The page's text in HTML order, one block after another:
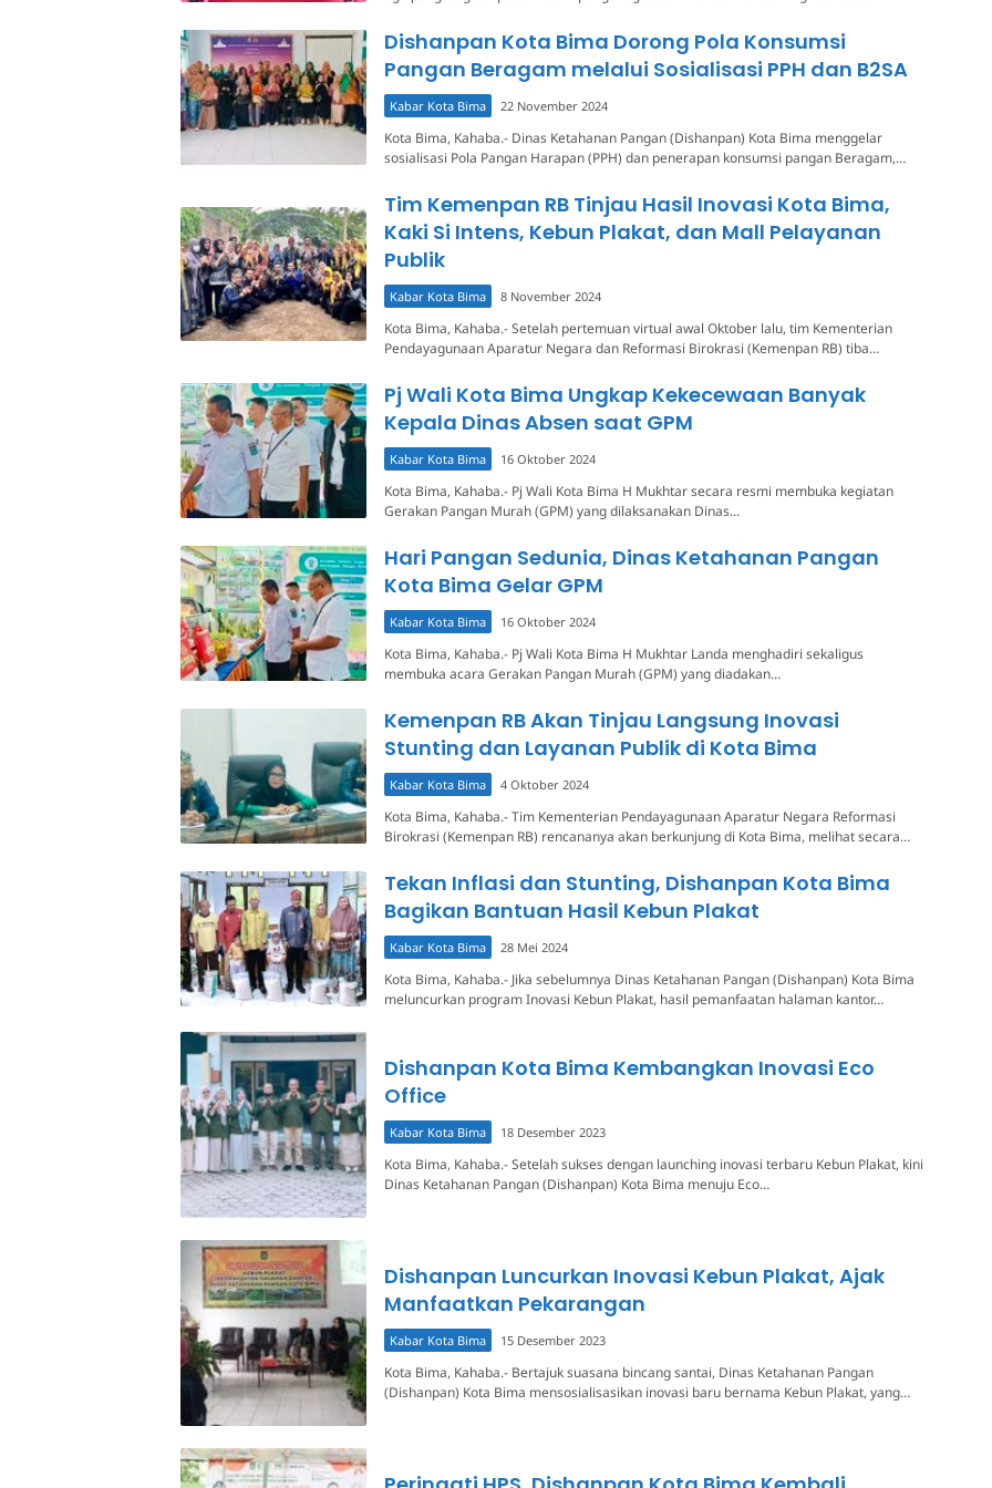
Dishanpan Kota Bima Dorong Pola Konsumsi
Pangan Beragam melalui Sosialisasi PPH dan B2SA
Kabar Kota Bima 22 November 2024
Kota Bima, Kahaba.- Dinas Ketahanan Pangan (Dishanpan) Kota Bima menggelar
sosialisasi Pola Pangan Harapan (PPH) dan penerapan konsumsi pangan Beragam,…
Tim Kemenpan RB Tinjau Hasil Inovasi Kota Bima,
Kaki Si Intens, Kebun Plakat, dan Mall Pelayanan
Publik
Kabar Kota Bima 8 November 2024
Kota Bima, Kahaba.- Setelah pertemuan virtual awal Oktober lalu, tim Kementerian
Pendayagunaan Aparatur Negara dan Reformasi Birokrasi (Kemenpan RB) tiba…
Pj Wali Kota Bima Ungkap Kekecewaan Banyak
Kepala Dinas Absen saat GPM
Kabar Kota Bima 16 Oktober 2024
Kota Bima, Kahaba.- Pj Wali Kota Bima H Mukhtar secara resmi membuka kegiatan
Gerakan Pangan Murah (GPM) yang dilaksanakan Dinas…
Hari Pangan Sedunia, Dinas Ketahanan Pangan
Kota Bima Gelar GPM
Kabar Kota Bima 16 Oktober 2024
Kota Bima, Kahaba.- Pj Wali Kota Bima H Mukhtar Landa menghadiri sekaligus
membuka acara Gerakan Pangan Murah (GPM) yang diadakan…
Kemenpan RB Akan Tinjau Langsung Inovasi
Stunting dan Layanan Publik di Kota Bima
Kabar Kota Bima 4 Oktober 2024
Kota Bima, Kahaba.- Tim Kementerian Pendayagunaan Aparatur Negara Reformasi
Birokrasi (Kemenpan RB) rencananya akan berkunjung di Kota Bima, melihat secara…
Tekan Inflasi dan Stunting, Dishanpan Kota Bima
Bagikan Bantuan Hasil Kebun Plakat
Kabar Kota Bima 28 Mei 2024
Kota Bima, Kahaba.- Jika sebelumnya Dinas Ketahanan Pangan (Dishanpan) Kota Bima
meluncurkan program Inovasi Kebun Plakat, hasil pemanfaatan halaman kantor…
Dishanpan Kota Bima Kembangkan Inovasi Eco
Office
Kabar Kota Bima 18 Desember 2023
Kota Bima, Kahaba.- Setelah sukses dengan launching inovasi terbaru Kebun Plakat, kini
Dinas Ketahanan Pangan (Dishanpan) Kota Bima menuju Eco…
Dishanpan Luncurkan Inovasi Kebun Plakat, Ajak
Manfaatkan Pekarangan
Kabar Kota Bima 15 Desember 2023
Kota Bima, Kahaba.- Bertajuk suasana bincang santai, Dinas Ketahanan Pangan
(Dishanpan) Kota Bima mensosialisasikan inovasi baru bernama Kebun Plakat, yang…